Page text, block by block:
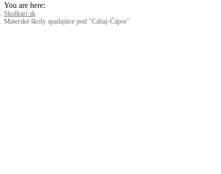
You are here:
Skolkari.sk
Materské školy spadajúce pod "Cabaj-Čápor"